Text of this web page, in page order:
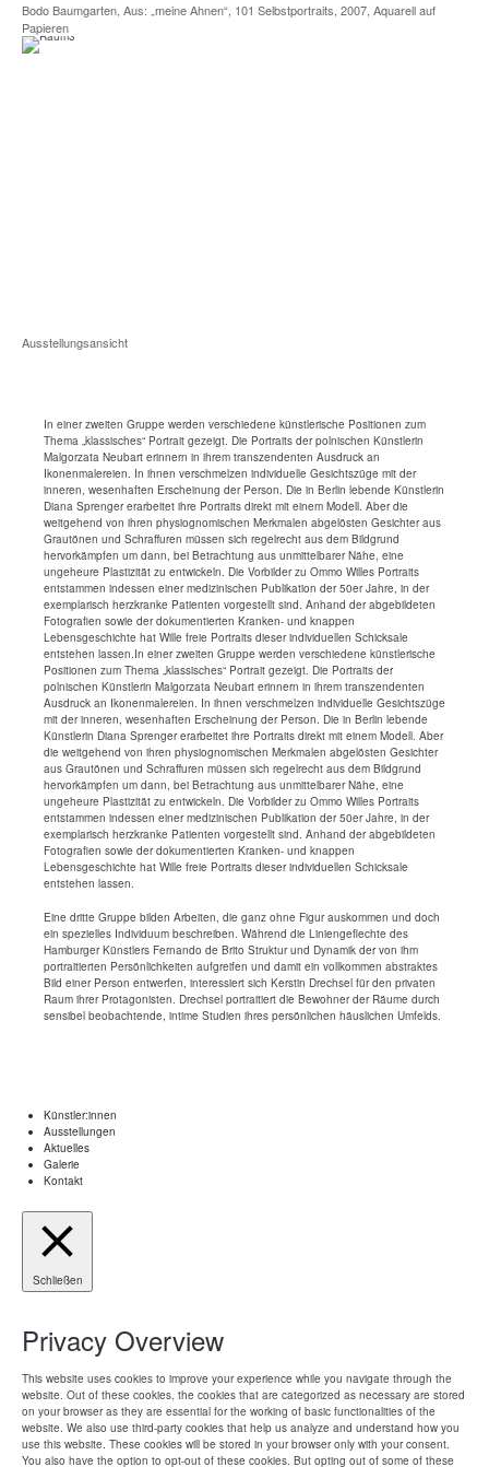
Bodo Baumgarten, Aus: „meine Ahnen“, 101 Selbstportraits, 2007, Aquarell auf
Papieren
Ausstellungsansicht
In einer zweiten Gruppe werden verschiedene künstlerische Positionen zum
Thema „klassisches“ Portrait gezeigt. Die Portraits der polnischen Künstlerin
Malgorzata Neubart erinnern in ihrem transzendenten Ausdruck an
Ikonenmalereien. In ihnen verschmelzen individuelle Gesichtszüge mit der
inneren, wesenhaften Erscheinung der Person. Die in Berlin lebende Künstlerin
Diana Sprenger erarbeitet ihre Portraits direkt mit einem Modell. Aber die
weitgehend von ihren physiognomischen Merkmalen abgelösten Gesichter aus
Grautönen und Schraffuren müssen sich regelrecht aus dem Bildgrund
hervorkämpfen um dann, bei Betrachtung aus unmittelbarer Nähe, eine
ungeheure Plastizität zu entwickeln. Die Vorbilder zu Ommo Willes Portraits
entstammen indessen einer medizinischen Publikation der 50er Jahre, in der
exemplarisch herzkranke Patienten vorgestellt sind. Anhand der abgebildeten
Fotografien sowie der dokumentierten Kranken- und knappen
Lebensgeschichte hat Wille freie Portraits dieser individuellen Schicksale
entstehen lassen.In einer zweiten Gruppe werden verschiedene künstlerische
Positionen zum Thema „klassisches“ Portrait gezeigt. Die Portraits der
polnischen Künstlerin Malgorzata Neubart erinnern in ihrem transzendenten
Ausdruck an Ikonenmalereien. In ihnen verschmelzen individuelle Gesichtszüge
mit der inneren, wesenhaften Erscheinung der Person. Die in Berlin lebende
Künstlerin Diana Sprenger erarbeitet ihre Portraits direkt mit einem Modell. Aber
die weitgehend von ihren physiognomischen Merkmalen abgelösten Gesichter
aus Grautönen und Schraffuren müssen sich regelrecht aus dem Bildgrund
hervorkämpfen um dann, bei Betrachtung aus unmittelbarer Nähe, eine
ungeheure Plastizität zu entwickeln. Die Vorbilder zu Ommo Willes Portraits
entstammen indessen einer medizinischen Publikation der 50er Jahre, in der
exemplarisch herzkranke Patienten vorgestellt sind. Anhand der abgebildeten
Fotografien sowie der dokumentierten Kranken- und knappen
Lebensgeschichte hat Wille freie Portraits dieser individuellen Schicksale
entstehen lassen.
Eine dritte Gruppe bilden Arbeiten, die ganz ohne Figur auskommen und doch
ein spezielles Individuum beschreiben. Während die Liniengeflechte des
Hamburger Künstlers Fernando de Brito Struktur und Dynamik der von ihm
portraitierten Persönlichkeiten aufgreifen und damit ein vollkommen abstraktes
Bild einer Person entwerfen, interessiert sich Kerstin Drechsel für den privaten
Raum ihrer Protagonisten. Drechsel portraitiert die Bewohner der Räume durch
sensibel beobachtende, intime Studien ihres persönlichen häuslichen Umfelds.
Künstler:innen
Ausstellungen
Aktuelles
Galerie
Kontakt
Schließen
Privacy Overview
This website uses cookies to improve your experience while you navigate through the
website. Out of these cookies, the cookies that are categorized as necessary are stored
on your browser as they are essential for the working of basic functionalities of the
website. We also use third-party cookies that help us analyze and understand how you
use this website. These cookies will be stored in your browser only with your consent.
You also have the option to opt-out of these cookies. But opting out of some of these